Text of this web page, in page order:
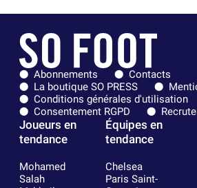
Abonnements
Contacts
La boutique SO PRESS
Conditions générales d'utilisation
Consentement RGPD
Joueurs en
tendance
Mohamed
Salah
Équipes en
tendance
Chelsea
Paris Saint-